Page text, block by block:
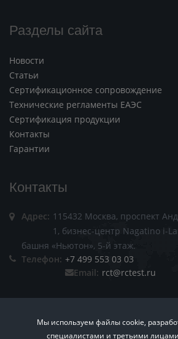
Мы используем файлы cookie,
специалистами и третьими
Разделы сайта
Новости
Статьи
Сертификационное сопровождение
Технические регламенты ЕАЭС
Сертификация продукции
Контакты
Гарантии
Контакты
Адрес: 115432 Москва, проспект
1, бизнес-центр Nagatino i-
башня «Ньютон», 5-й этаж.
Телефон: +7 499 553 03 03
Email: rct@rctest.ru